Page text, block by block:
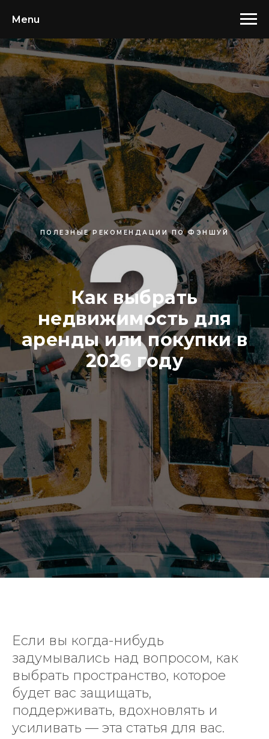
Menu
ПОЛЕЗНЫЕ РЕКОМЕНДАЦИИ ПО ФЭНШУЙ
Как выбрать
недвижимость для
аренды или покупки в
2026 году
Если вы когда-нибудь
задумывались над вопросом, как
выбрать пространство, которое
будет вас защищать,
поддерживать, вдохновлять и
усиливать — эта статья для вас.